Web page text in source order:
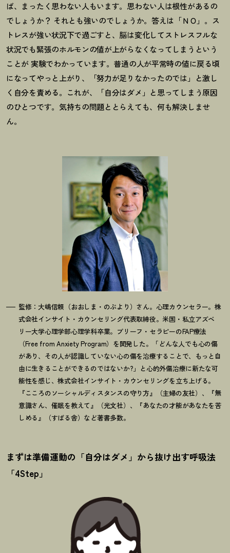
ば、まったく思わない人もいます。思わない人は根性があるの
でしょうか？ それとも強いのでしょうか。答えは「ＮＯ」。ス
トレスが強い状況下で過ごすと、脳は変化してストレスフルな
状況でも緊張のホルモンの値が上がらなくなってしまうという
ことが 実験でわかっています。普通の人が平常時の値に戻る頃
になってやっと上がり、「努力が足りなかったのでは」と激し
く自分を責める。これが、「自分はダメ」と思ってしまう原因
のひとつです。気持ちの問題ととらえても、何も解決しませ
ん。
監修：大嶋信頼（おおしま・のぶより）さん。心理カウンセラー。株
式会社インサイト・カウンセリング代表取締役。米国・私立アズベ
リー大学心理学部心理学科卒業。ブリーフ・セラピーのFAP療法
（Free from Anxiety Program）を開発した。「どんな人でも心の傷
があり、その人が認識していない心の傷を治療することで、もっと自
由に生きることができるのではないか?」と心的外傷治療に新たな可
能性を感じ、株式会社インサイト・カウンセリングを立ち上げる。
『こころのソーシャルディスタンスの守り方』（主婦の友社）、『無
意識さん、催眠を教えて』（光文社）、『あなたの才能があなたを苦
しめる』（すばる舎）など著書多数。
まずは準備運動の「自分はダメ」から抜け出す呼吸法
「4Step」